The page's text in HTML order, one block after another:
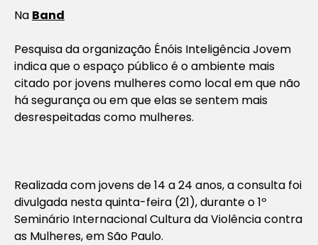
Na Band
Pesquisa da organização Énóis Inteligência Jovem
indica que o espaço público é o ambiente mais
citado por jovens mulheres como local em que não
há segurança ou em que elas se sentem mais
desrespeitadas como mulheres.
Realizada com jovens de 14 a 24 anos, a consulta foi
divulgada nesta quinta-feira (21), durante o 1º
Seminário Internacional Cultura da Violência contra
as Mulheres, em São Paulo.